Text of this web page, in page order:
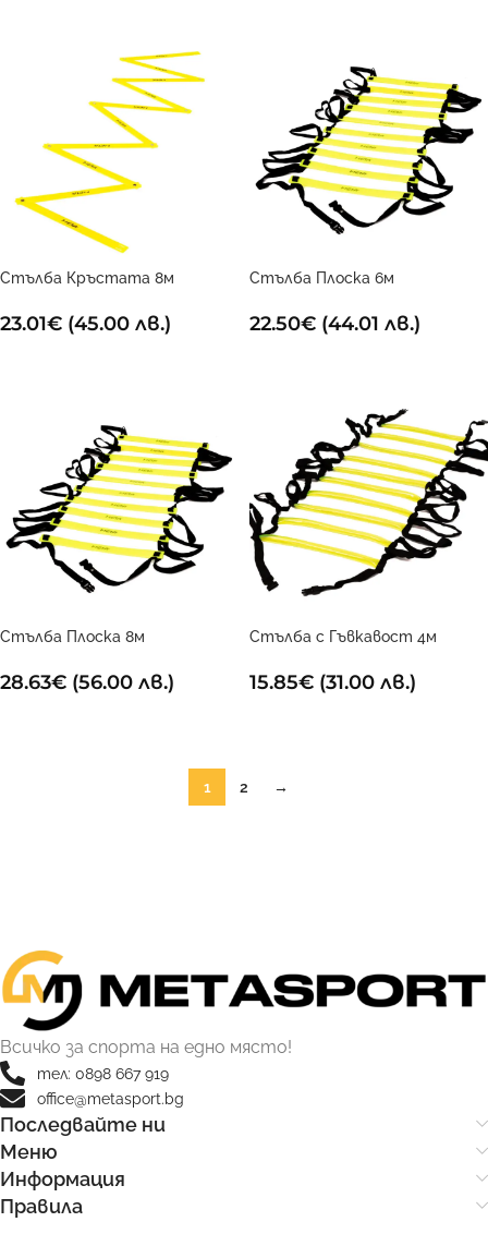
Стълба Кръстата 8м
23.01€ (45.00 лв.)
Стълба Плоска 6м
22.50€ (44.01 лв.)
Стълба Плоска 8м
28.63€ (56.00 лв.)
Стълба с Гъвкавост 4м
15.85€ (31.00 лв.)
1 2 →
Всичко за спорта на едно място!
тел: 0898 667 919
office@metasport.bg
Последвайте ни
Меню
Информация
Правила